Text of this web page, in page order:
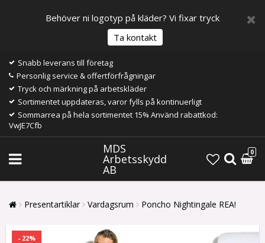
Behöver ni logotyp på kläder? Vi fixar tryck
Ta kontakt
Snabb leverans till företag
Personlig service & offertförfrågningar
Tryck och märkning på arbetskläder
Sortimentet uppdateras, varor fylls på kontinuerligt
Sommarrea på hela sortimentet 15% Använd rabattkod:
VwJE7Cfb
MDS
Arbetsskydd
AB
0
Presentartiklar Vardagsrum Poncho Nightingale REA!
- 22%